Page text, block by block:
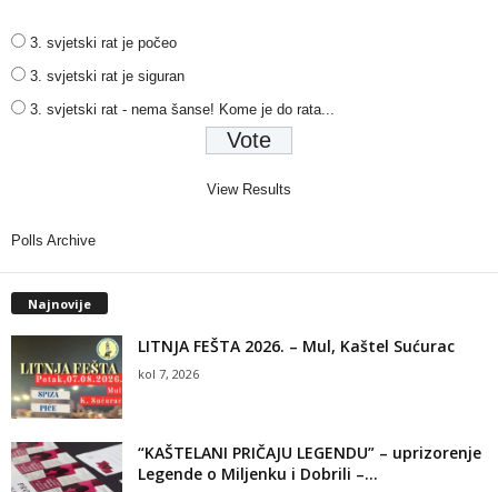
3. svjetski rat je počeo
3. svjetski rat je siguran
3. svjetski rat - nema šanse! Kome je do rata...
View Results
Polls Archive
Najnovije
LITNJA FEŠTA 2026. – Mul, Kaštel Sućurac
kol 7, 2026
“KAŠTELANI PRIČAJU LEGENDU” – uprizorenje
Legende o Miljenku i Dobrili –...